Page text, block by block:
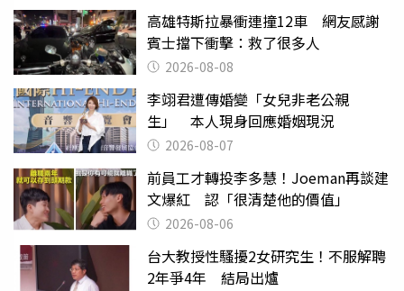
高雄特斯拉暴衝連撞12車 網友感謝
賓士擋下衝擊：救了很多人
2026-08-08
李翊君遭傳婚變「女兒非老公親
生」 本人現身回應婚姻現況
2026-08-07
前員工才轉投李多慧！Joeman再談建
文爆紅 認「很清楚他的價值」
2026-08-06
台大教授性騷擾2女研究生！不服解聘
2年爭4年 結局出爐